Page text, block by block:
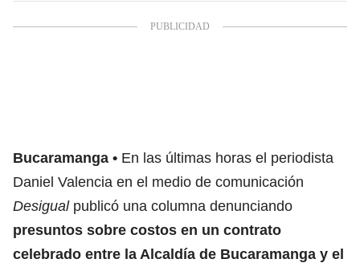
Bucaramanga
En las últimas horas el periodista
Daniel Valencia en el medio de comunicación
Desigual publicó una columna denunciando
presuntos sobre costos en un contrato
celebrado entre la Alcaldía de Bucaramanga y el